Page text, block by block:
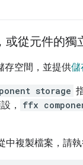
從元件的獨
存空間，並提供儲
storage
， ffx
複製檔案，請執